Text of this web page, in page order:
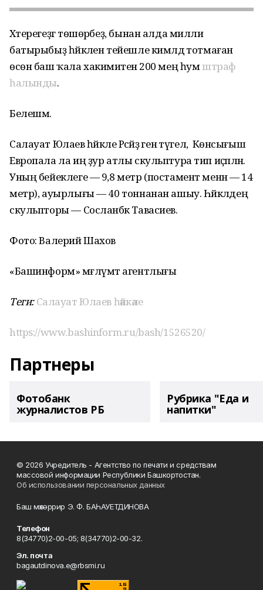
Хәтерегеҙгә төшөрәбеҙ, бынан алда милли
батырыбыҙ һәйкәлен тейешле кимәлдә тотмаған
өсөн баш ҡала хакимиәтенә 200 мең һумштраф
һалынды.
Белешмә.
Салауат Юлаев һәйкәле Рәсәйҙә генә түгел, ә Көнсығыш
Европала ла иң ҙур атлы скульптура тип иҫәпләнә.
Уның бейеклеге — 9,8 метр (постамент менән — 14
метр), ауырлығы — 40 тоннанан ашыу. Һәйкәлдең
скульпторы — Сосланбәк Тавасиев.
Фото: Валерий Шахов
«Башинформ» мәғлүмәт агентлығы
Теги: Салауат Юлаев һәйкәле
https://www.bashinform.ru/bash/1526520/
Партнеры
Фотобанк
журналистов РБ
Рубрика "Еда и
напитки"
© 2026 Учредитель - Агентство по печати и средствам
массовой информации Республики Башкортостан.
Об использовании персональных данных
Баш мөхәррир Э. Ф. БАҺАУЕТДИНОВА
Телефон
8(34770)2-00-05; 8(34770)2-00-32.
Эл. почта
bagautdinova.e@rbsmi.ru